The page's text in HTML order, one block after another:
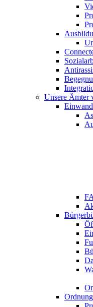
Unsere Ämter